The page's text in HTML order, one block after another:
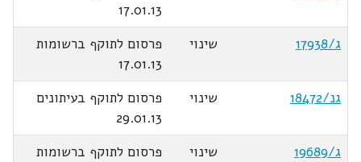
17.01.13
ג/17938
שינוי
פרסום לתוקף ברשומות
17.01.13
גנ/18472
שינוי
פרסום לתוקף בעיתונים
29.01.13
ג/19689
שינוי
פרסום לתוקף ברשומות